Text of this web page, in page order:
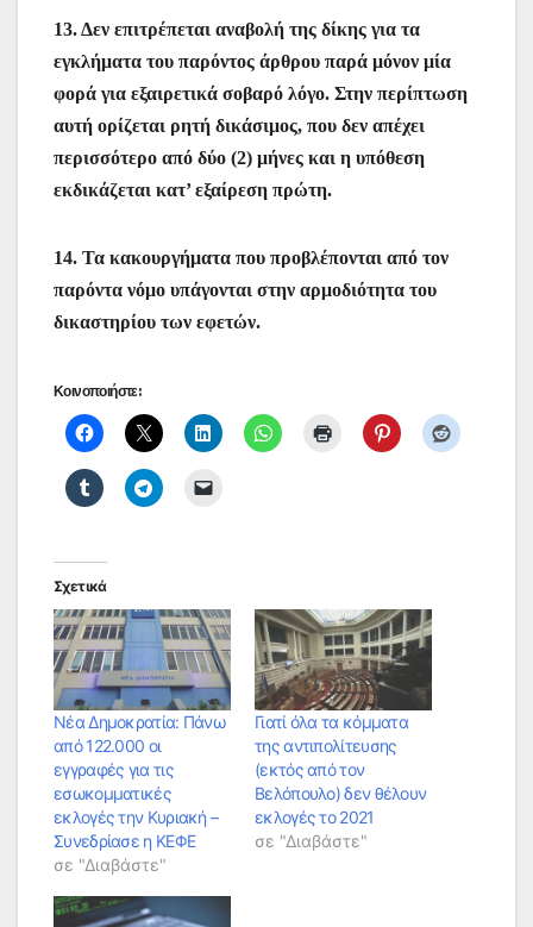
13. Δεν επιτρέπεται αναβολή της δίκης για τα
εγκλήματα του παρόντος άρθρου παρά μόνον μία
φορά για εξαιρετικά σοβαρό λόγο. Στην περίπτωση
αυτή ορίζεται ρητή δικάσιμος, που δεν απέχει
περισσότερο από δύο (2) μήνες και η υπόθεση
εκδικάζεται κατ’ εξαίρεση πρώτη.
14. Τα κακουργήματα που προβλέπονται από τον
παρόντα νόμο υπάγονται στην αρμοδιότητα του
δικαστηρίου των εφετών.
Κοινοποιήστε:
Σχετικά
Νέα Δημοκρατία: Πάνω
από 122.000 οι
εγγραφές για τις
εσωκομματικές
εκλογές την Κυριακή –
Συνεδρίασε η ΚΕΦΕ
σε "Διαβάστε"
Γιατί όλα τα κόμματα
της αντιπολίτευσης
(εκτός από τον
Βελόπουλο) δεν θέλουν
εκλογές το 2021
σε "Διαβάστε"